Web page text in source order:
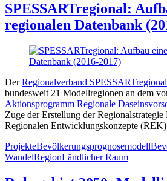
SPESSARTregional:
regionalen Datenbank
DerRegionalverband SPESSARTregional
bundesweit 21 Modellregionen an dem
Aktionsprogramm Regionale
Zuge der Erstellung der
Regionalen Entwicklungskonzepte
ProjekteBevölkerungsprognosemodell
WandelRegionLändlicher Raum